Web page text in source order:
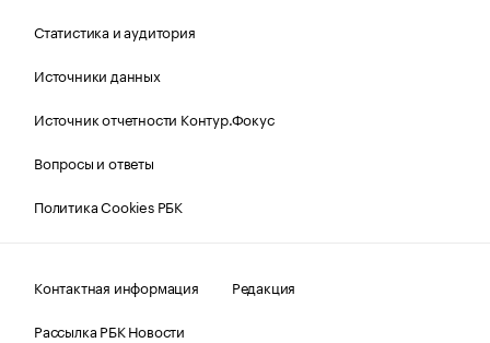
Статистика и аудитория
Источники данных
Источник отчетности Контур.Фокус
Вопросы и ответы
Политика Cookies РБК
Контактная информация
Редакция
Рассылка РБК Новости